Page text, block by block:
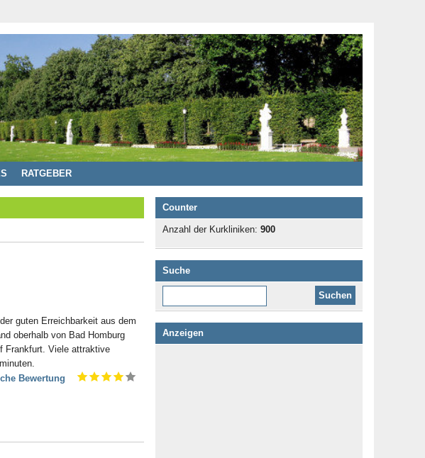
RATGEBER
guten Erreichbarkeit aus dem
oberhalb von Bad Homburg
Frankfurt. Viele attraktive
Bewertung
Counter
Anzahl der Kurkliniken: 900
Suche
Anzeigen